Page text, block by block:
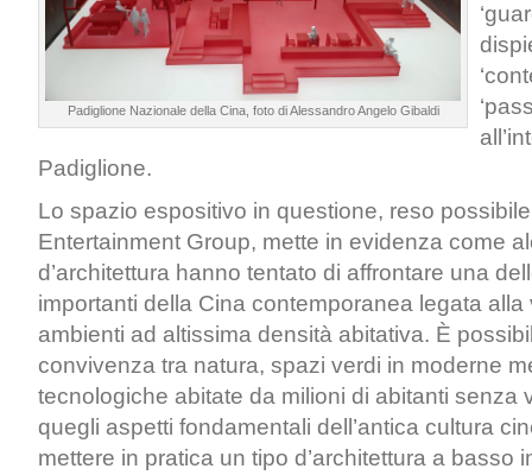
Padiglione Nazionale della Cina, foto di Alessandro Angelo Gibaldi
Padiglione.
Lo spazio espositivo in questione, reso
Entertainment Group, mette in evidenza come
d’architettura hanno tentato di affrontare una
importanti della Cina contemporanea legata alla
ambienti ad altissima densità abitativa. È
convivenza tra natura, spazi verdi in moderne
tecnologiche abitate da milioni di abitanti senza
quegli aspetti fondamentali dell’antica cultura
mettere in pratica un tipo d’architettura a basso